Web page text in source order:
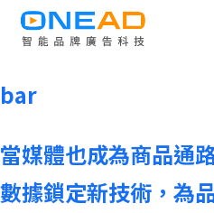
廣告規劃與投放平台
This is my archive
bar
當媒體也成為商品通
數據鎖定新技術，為